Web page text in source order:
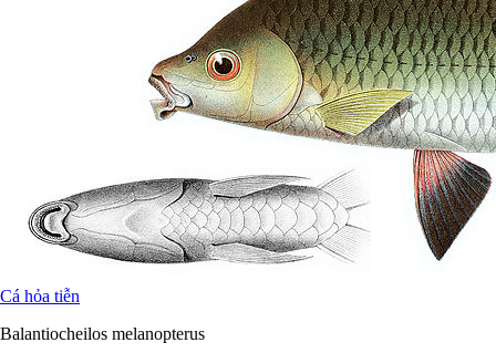
Cá hỏa tiễn
Balantiocheilos melanopterus